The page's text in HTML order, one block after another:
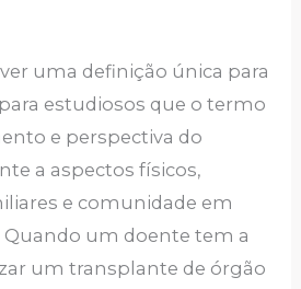
uma definição única para
estudiosos que o termo
e perspectiva do
a aspectos físicos,
e comunidade em
Quando um doente tem a
um transplante de órgão